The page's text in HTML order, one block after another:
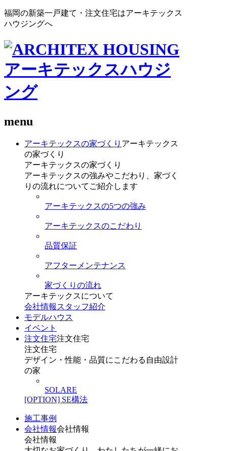
福岡の新築一戸建て・注文住宅はアーキテックス
ハウジングへ
menu
アーキテックスの家づくり アーキテックス
の家づくり
アーキテックスの家づくり
アーキテックスの強みやこだわり、家づく
りの流れについてご紹介します
アーキテックスの5つの強み
アーキテックスのこだわり
品質保証
アフターメンテナンス
家づくりの流れ
アーキテックスについて
会社情報 スタッフ紹介
モデルハウス
イベント
注文住宅注文住宅
注文住宅
デザイン・性能・品質にこだわる自由設計
の家
SOLARE
[OPTION] SE構法
施工事例
会社情報会社情報
会社情報